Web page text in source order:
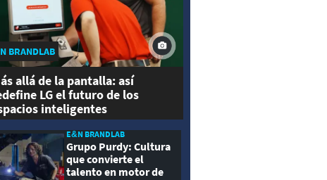
BRANDLAB
allá de la pantalla: así
LG el futuro de los
inteligentes
E&N BRANDLAB
Grupo Purdy: Cultura
que convierte el
talento en motor de